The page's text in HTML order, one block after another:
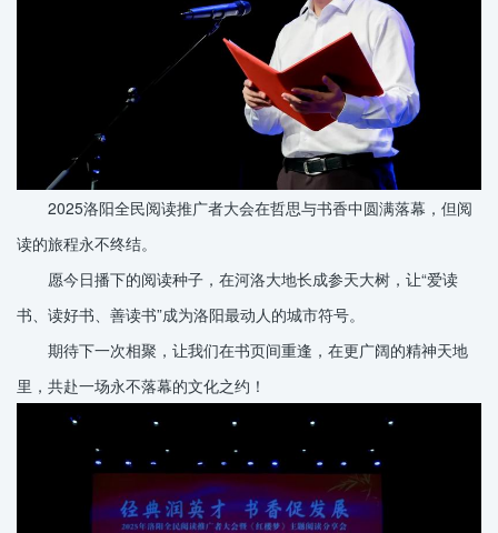
2025洛阳全民阅读推广者大会在哲思与书香中圆满落幕，但阅
读的旅程永不终结。
愿今日播下的阅读种子，在河洛大地长成参天大树，让“爱读
书、读好书、善读书”成为洛阳最动人的城市符号。
期待下一次相聚，让我们在书页间重逢，在更广阔的精神天地
里，共赴一场永不落幕的文化之约！